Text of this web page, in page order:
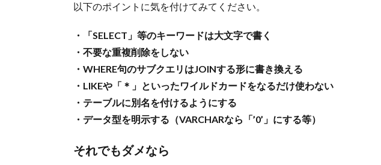
以下のポイントに気を付けてみてください。
・「SELECT」等のキーワードは大文字で書く
・不要な重複削除をしない
・WHERE句のサブクエリはJOINする形に書き換える
・LIKEや「＊」といったワイルドカードをなるだけ使わない
・テーブルに別名を付けるようにする
・データ型を明示する（VARCHARなら「’0’」にする等）
それでもダメなら